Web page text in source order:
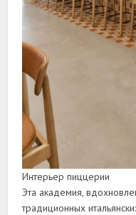
Интерьер пиццерии
Эта академия,
традиционных